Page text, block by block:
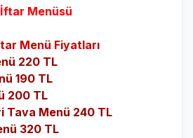
İftar Menüsü
Menü Fiyatları
220 TL
190 TL
200 TL
Tava Menü 240 TL
320 TL